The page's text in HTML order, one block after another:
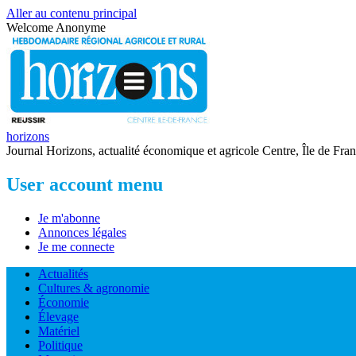
Aller au contenu principal
Welcome Anonyme
horizons
Journal Horizons, actualité économique et agricole Centre, Île de
User account menu
Je m'abonne
Annonces légales
Je me connecte
Actualités
Cultures & agronomie
Économie
Élevage
Matériel
Politique